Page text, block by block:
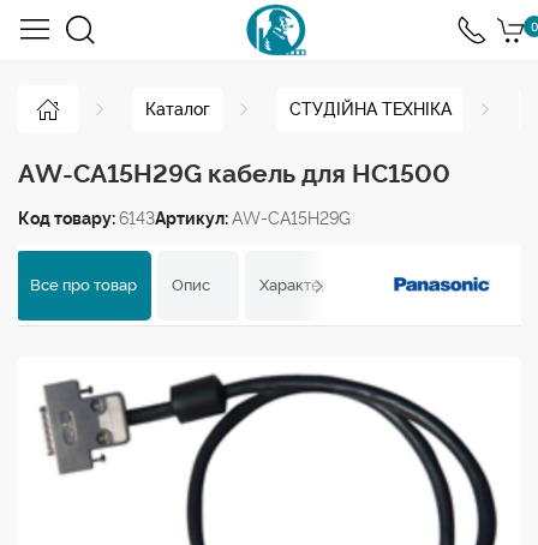
0
Каталог СТУДІЙНА ТЕХНІКА
AW-CA15H29G кабель для HC1500
Код товару:6143Артикул:AW-CA15H29G
Все про товар Опис Характеристики Відгуки